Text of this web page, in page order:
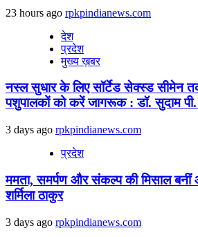
23 hours ago rpkpindianews.com
देश
प्रदेश
मुख्य ख़बर
नस्ल सुधार के लिए सॉर्टेड सेक्स्ड सीमेन
पशुपालकों को करें जागरूक : डॉ. सुदाम
3 days ago rpkpindianews.com
प्रदेश
ममता, समर्पण और संकल्प की मिसाल बनीं
शर्मिला ठाकुर
3 days ago rpkpindianews.com